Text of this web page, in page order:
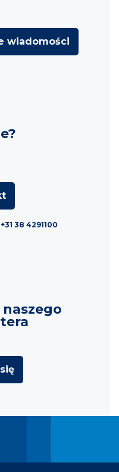
wiadomości
38 4291100
naszego